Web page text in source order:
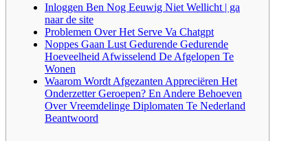
Inloggen Ben Nog Eeuwig Niet Wellicht | ga
naar de site
Problemen Over Het Serve Va Chatgpt
Noppes Gaan Lust Gedurende Gedurende
Hoeveelheid Afwisselend De Afgelopen Te
Wonen
Waarom Wordt Afgezanten Appreciëren Het
Onderzetter Geroepen? En Andere Behoeven
Over Vreemdelinge Diplomaten Te Nederland
Beantwoord